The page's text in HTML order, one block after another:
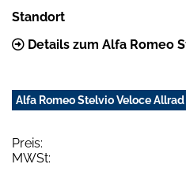
Standort
Details zum Alfa Romeo
Alfa Romeo Stelvio Veloce
Preis:
MWSt: